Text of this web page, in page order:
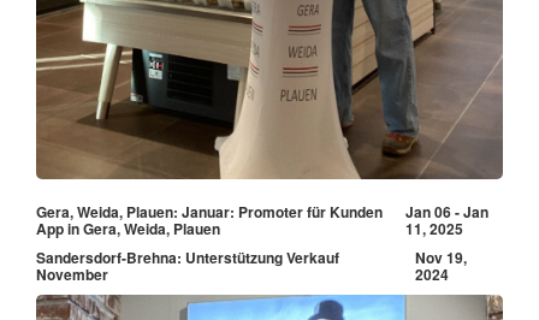
Gera, Weida, Plauen: Januar: Promoter für Kunden
App in Gera, Weida, Plauen
Jan 06 - Jan
11, 2025
Sandersdorf-Brehna: Unterstützung Verkauf
November
Nov 19,
2024